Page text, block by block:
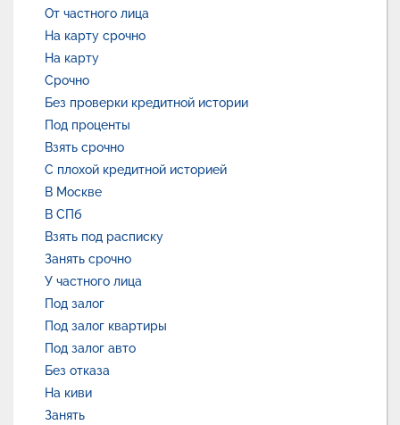
От частного лица
На карту срочно
На карту
Срочно
Без проверки кредитной истории
Под проценты
Взять срочно
С плохой кредитной историей
В Москве
В СПб
Взять под расписку
Занять срочно
У частного лица
Под залог
Под залог квартиры
Под залог авто
Без отказа
На киви
Занять